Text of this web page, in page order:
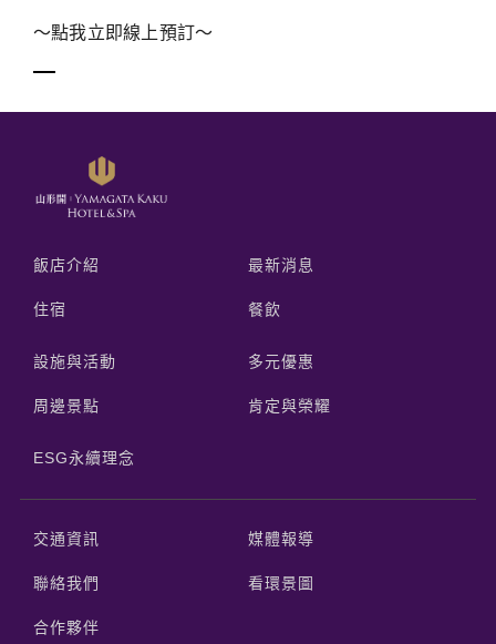
～點我立即線上預訂～
飯店介紹 最新消息
住宿 餐飲
設施與活動 多元優惠
周邊景點 肯定與榮耀
ESG永續理念
交通資訊 媒體報導
聯絡我們 看環景圖
合作夥伴